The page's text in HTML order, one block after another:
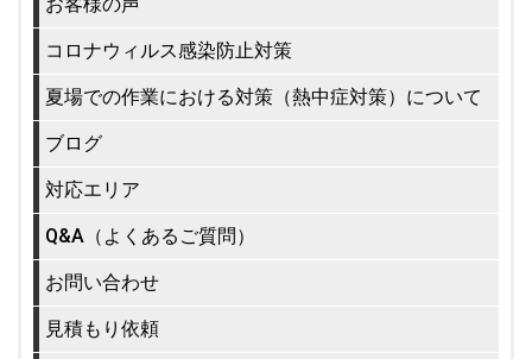
コロナウィルス感染防止対策
夏場での作業における対策（熱中症対策）について
ブログ
対応エリア
Q&A（よくあるご質問）
お問い合わせ
見積もり依頼